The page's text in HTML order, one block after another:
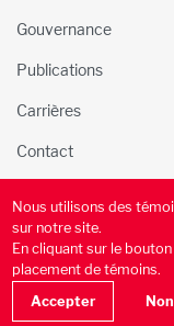
Nous utilisons des
sur notre site.
En cliquant sur le
placement de témoins.
Accepter
Gouvernance
Publications
Carrières
Contact
© 2000-2025
Politique de